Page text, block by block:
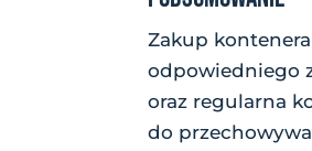
Zakup
odpowiedniego
oraz regularna
do